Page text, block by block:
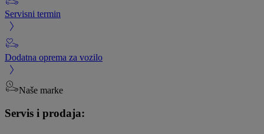
Servisni termin
Dodatna oprema za vozilo
Naše marke
Servis i prodaja: